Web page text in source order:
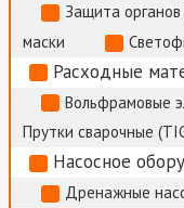
Защита
маски
Расходные
Вольфрамовые
Прутки сварочные
Насосное
Дренажные